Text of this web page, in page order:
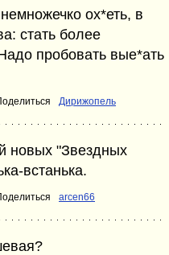
ох*еть, в
стать более
пробовать вые*ать
Дирижопель
новых "Звездных
встанька.
arcen66